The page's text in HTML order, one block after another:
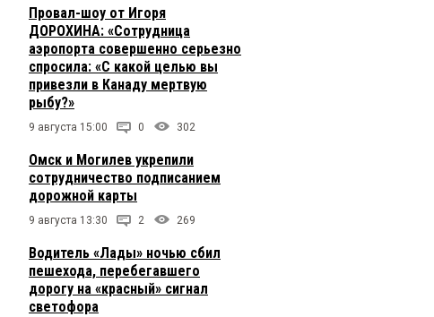
Провал-шоу от Игоря
ДОРОХИНА: «Сотрудница
аэропорта совершенно серьезно
спросила: «С какой целью вы
привезли в Канаду мертвую
рыбу?»
9 августа 15:00 0 302
Омск и Могилев укрепили
сотрудничество подписанием
дорожной карты
9 августа 13:30 2 269
Водитель «Лады» ночью сбил
пешехода, перебегавшего
дорогу на «красный» сигнал
светофора